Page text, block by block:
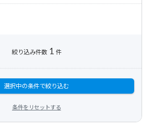
絞り込み件数 1 件
選択中の条件で絞り込む
条件をリセットする